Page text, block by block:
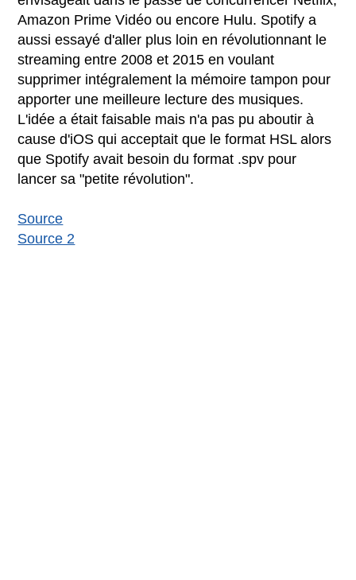
Amazon Prime Vidéo ou encore Hulu. Spotify a
aussi essayé d'aller plus loin en révolutionnant le
streaming entre 2008 et 2015 en voulant
supprimer intégralement la mémoire tampon pour
apporter une meilleure lecture des musiques.
L'idée a était faisable mais n'a pas pu aboutir à
cause d'iOS qui acceptait que le format HSL alors
que Spotify avait besoin du format .spv pour
lancer sa "petite révolution".
Source
Source 2